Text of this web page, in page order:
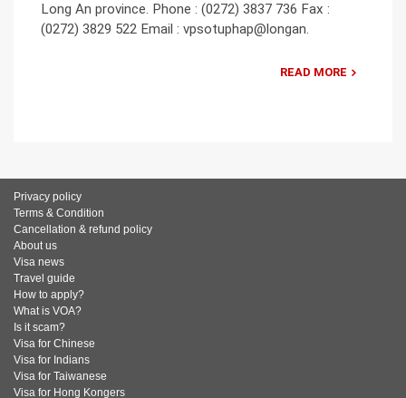
Long An province. Phone : (0272) 3837 736 Fax :
(0272) 3829 522 Email : vpsotuphap@longan.
READ MORE
Privacy policy
Terms & Condition
Cancellation & refund policy
About us
Visa news
Travel guide
How to apply?
What is VOA?
Is it scam?
Visa for Chinese
Visa for Indians
Visa for Taiwanese
Visa for Hong Kongers